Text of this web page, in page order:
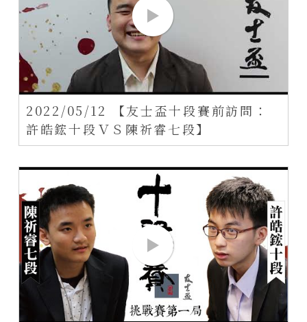
2022/05/12 【友士盃十段賽前訪問：
許皓鋐十段ＶＳ陳祈睿七段】